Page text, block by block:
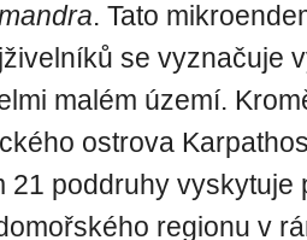
. Tato
se vyznačuje
malém území.
ostrova
21 poddruhy vyskytuje
regionu v